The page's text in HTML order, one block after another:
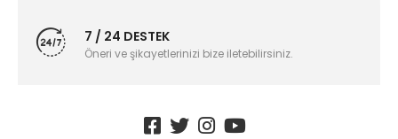
7 / 24 DESTEK
Öneri ve şikayetlerinizi bize iletebilirsiniz.